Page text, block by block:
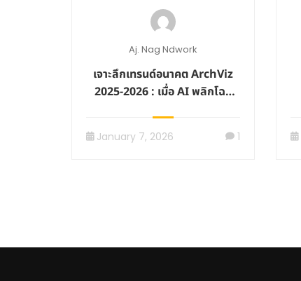
Aj. Nag Ndwork
เจาะลึกเทรนด์อนาคต ArchViz
2025-2026 : เมื่อ AI พลิกโฉม
January 7, 2026 1